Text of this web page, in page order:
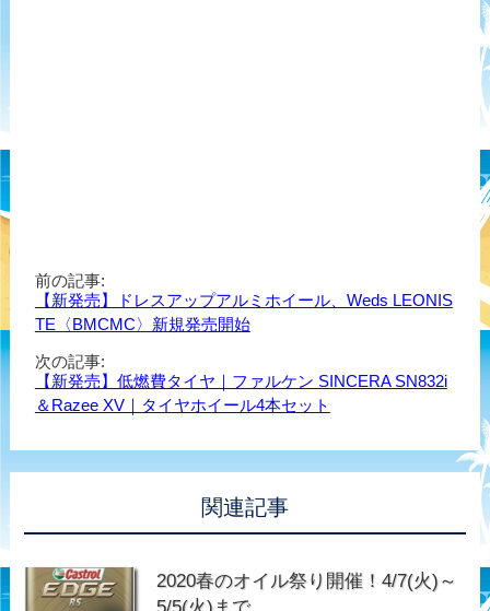
前の記事:
【新発売】ドレスアップアルミホイール、Weds LEONIS
TE〈BMCMC〉新規発売開始
次の記事:
【新発売】低燃費タイヤ｜ファルケン SINCERA SN832i
＆Razee XV｜タイヤホイール4本セット
関連記事
2020春のオイル祭り開催！4/7(火)～
5/5(火)まで